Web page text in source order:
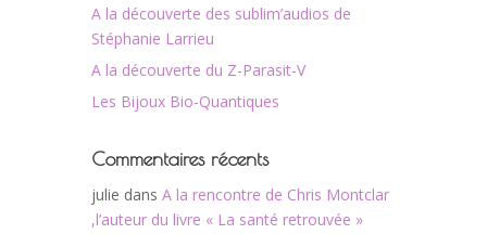
A la découverte des sublim’audios de
Stéphanie Larrieu
A la découverte du Z-Parasit-V
Les Bijoux Bio-Quantiques
Commentaires récents
julie dans A la rencontre de Chris Montclar
,l’auteur du livre « La santé retrouvée »